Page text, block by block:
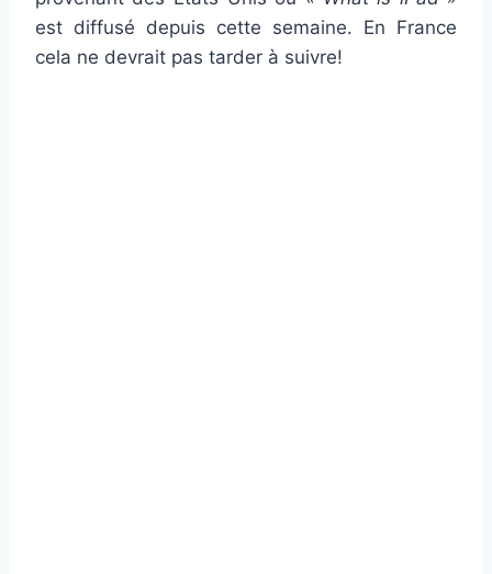
est diffusé depuis cette semaine. En France
cela ne devrait pas tarder à suivre!